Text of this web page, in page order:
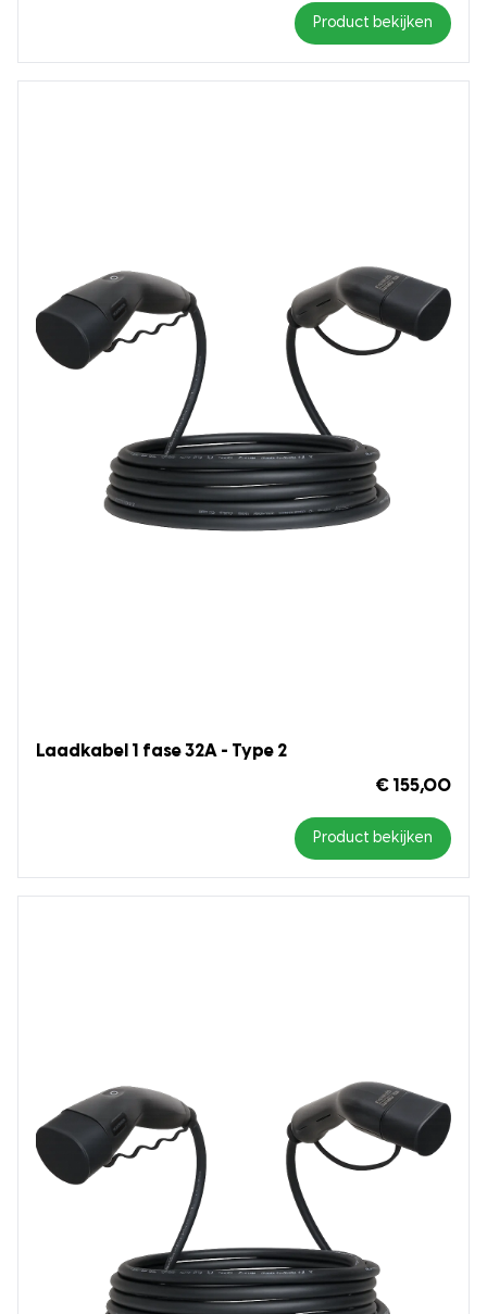
Product bekijken
Laadkabel 1 fase 32A - Type 2
€ 155,00
Product bekijken